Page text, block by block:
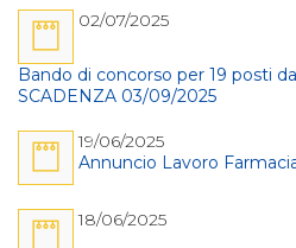
02/07/2025
Bando di concorso per 19 posti
SCADENZA 03/09/2025
19/06/2025
Annuncio Lavoro
18/06/2025